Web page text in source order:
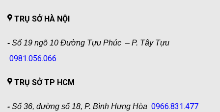
TRỤ SỞ HÀ NỘI
- Số 19 ngõ 10 Đường Tựu Phúc – P. Tây Tựu
0981.056.066
TRỤ SỞ TP HCM
- Số 36, đường số 18, P. Bình Hưng Hòa 0966.831.477